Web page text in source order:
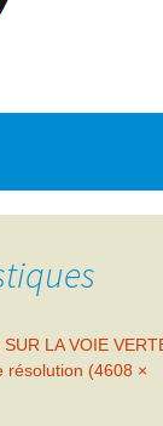
SUR LA VOIE
résolution (4608 ×